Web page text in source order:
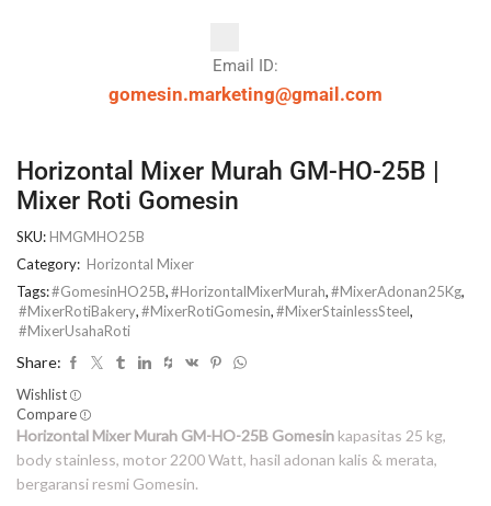
Email ID:
gomesin.marketing@gmail.com
Horizontal Mixer Murah GM-HO-25B |
Mixer Roti Gomesin
SKU: HMGMHO25B
Category: Horizontal Mixer
Tags:#GomesinHO25B,#HorizontalMixerMurah,#MixerAdonan25Kg,
#MixerRotiBakery,#MixerRotiGomesin,#MixerStainlessSteel,
#MixerUsahaRoti
Share:
Wishlist
Compare
Horizontal Mixer Murah GM-HO-25B Gomesin kapasitas 25 kg,
body stainless, motor 2200 Watt, hasil adonan kalis & merata,
bergaransi resmi Gomesin.